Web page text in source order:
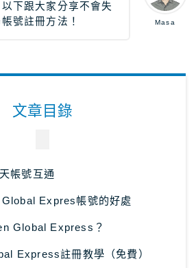
惠
旅遊超值資訊
租車網
租車
速公路攻略
付費圖庫，免費圖庫介紹
Masa
下跟大家分享不會失
號註冊方法！
文章目錄
帳號互通
Expres帳號的好處
Global Express？
Express註冊教學（免費）